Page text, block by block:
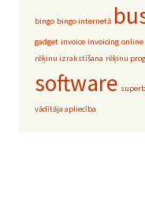
bingo bingo internetā
gadget invoice invoicing
rēķinu izrakstīšana rēķinu
software
vādītāja apliecība